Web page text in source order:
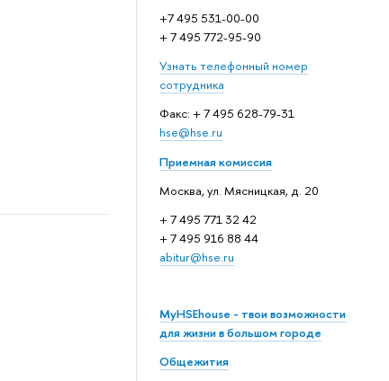
+7 495 531-00-00
+ 7 495 772-95-90
Узнать телефонный номер
сотрудника
Факс: + 7 495 628-79-31
hse@hse.ru
Приемная комиссия
Москва, ул. Мясницкая, д. 20
+ 7 495 771 32 42
+ 7 495 916 88 44
abitur@hse.ru
MyHSEhouse - твои возможности
для жизни в большом городе
Общежития